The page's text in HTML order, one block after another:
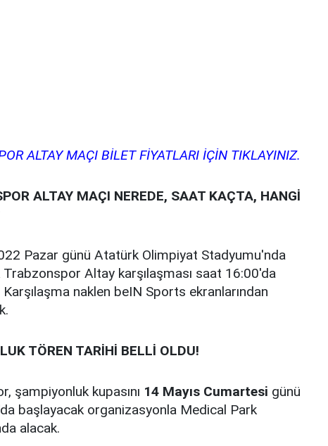
ALTAY MAÇI BİLET FİYATLARI İÇİN TIKLAYINIZ.
ALTAY MAÇI NEREDE, SAAT KAÇTA, HANGİ
Pazar günü Atatürk Olimpiyat Stadyumu'nda
Trabzonspor Altay karşılaşması saat 16:00'da
naklen beIN Sports ekranlarından
TÖREN TARİHİ BELLİ OLDU!
şampiyonluk kupasını 14 Mayıs Cumartesi günü
başlayacak organizasyonla Medical Park
alacak.